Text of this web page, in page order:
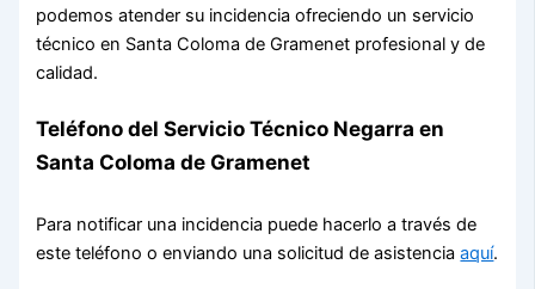
podemos atender su incidencia ofreciendo un servicio
técnico en Santa Coloma de Gramenet profesional y de
calidad.
Teléfono del Servicio Técnico Negarra en
Santa Coloma de Gramenet
Para notificar una incidencia puede hacerlo a través de
este teléfono o enviando una solicitud de asistenciaaquí.